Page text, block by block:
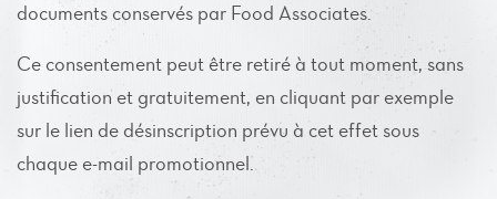
documents conservés par Food Associates.
Ce consentement peut être retiré à tout moment, sans
justification et gratuitement, en cliquant par exemple
sur le lien de désinscription prévu à cet effet sous
chaque e-mail promotionnel.